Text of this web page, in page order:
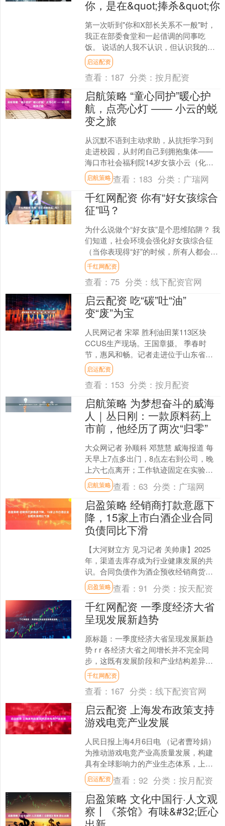
你，是在&quot;捧杀&quot;你
第一次听到"你和X部长关系不一般"时，
我正在部委食堂和一起借调的同事吃
饭。 说话的人我不认识，但认识我的人
似乎一夜之间多了起来。他们看我的眼
神带着试探、戒备，还....
启运配资
查看： 187 分类：按月配资
启航策略 “童心同护”暖心护
航，点亮心灯 —— 小云的蜕
变之旅
从沉默不语到主动求助，从抗拒学习到
走进校园，从封闭自己到拥抱集体——
海口市社会福利院14岁女孩小云（化
名）的蜕变之旅。 小云14岁，是一名孤
儿，双亲离世后，她与....
启航策略 查看： 183 分类： 广瑞网
千红网配资 你有“好女孩综合
征”吗？
为什么说做个“好女孩”是个思维陷阱？ 我
们知道，社会环境会强化好女孩综合征
（当你表现得“好”的时候，所有人都会喜
欢你），这也是好女孩综合征在成年之
后会依然存在的....
千红网配资
查看：75 分类：线下配资官网
启云配资 吃“碳”吐“油”
变“废”为宝
人民网记者 宋翠 胜利油田莱113区块
CCUS生产现场。王国章摄。 季春时
节，惠风和畅。记者走进位于山东省东
营市的胜利油田注汽技术服务中心莱113
区块二氧化碳1....
启运配资
查看： 153 分类：按月配资
启航策略 为梦想奋斗的威海
人｜丛日刚：一款原料药上
市前，他经历了两次“归零”
大众网记者 孙顺科 邓慧慧 威海报道 每
天早上7点多出门，8点左右到公司，晚
上六七点离开；工作轨迹固定在实验
室、办公室、会议室三个地方；周一到
周六几乎不间断。这....
启航策略 查看：63 分类： 广瑞网
启盈策略 经销商打款意愿下
降，15家上市白酒企业合同
负债同比下滑
【大河财立方 见习记者 关帅康】2025
年，渠道去库存成为行业健康发展的共
识。合同负债作为酒企预收经销商货款
的“蓄水池”，既反映了经销商提前锁货的
意愿，也是渠道....
启盈策略 查看：91 分类：按天配资
千红网配资 一季度经济大省
呈现发展新趋势
原标题：一季度经济大省呈现发展新趋
势 r r 各经济大省之间增长并不完全同
步，这既有发展阶段和产业结构差异的
客观因素，也是结构调整过程中的正常
分化。各地各展所长....
千红网配资
查看： 167 分类：线下配资官网
启云配资 上海发布政策支持
游戏电竞产业发展
人民日报上海4月6日电 （记者曹玲娟）
为推动游戏电竞产业高质量发展，构建
具有全球影响力的产业生态体系，上海
日前印发《上海市关于支持游戏电竞产
业发展的若干举措》，....
启运配资 查看：92 分类：按月配资
启盈策略 文化中国行·人文观
察丨《茶馆》有味&#32;匠心